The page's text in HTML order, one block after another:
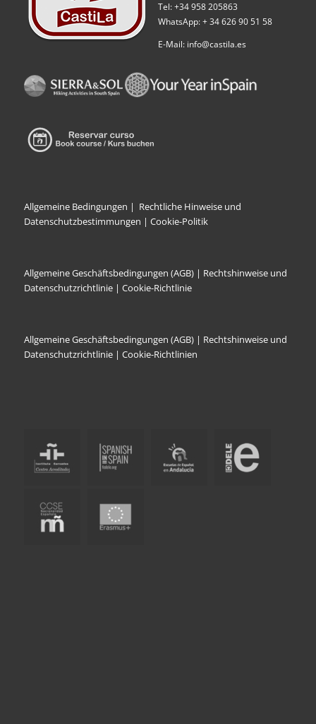
Tel: +34 958 205863
WhatsApp: + 34 626 90 51 58
E-Mail: info@castila.es
Allgemeine Bedingungen | Rechtliche Hinweise und
Datenschutzbestimmungen | Cookie-Politik
Allgemeine Geschäftsbedingungen (AGB)| Rechtshinweise und
Datenschutzrichtlinie | Cookie-Richtlinie
Allgemeine Geschäftsbedingungen (AGB)| Rechtshinweise und
Datenschutzrichtlinie | Cookie-Richtlinien